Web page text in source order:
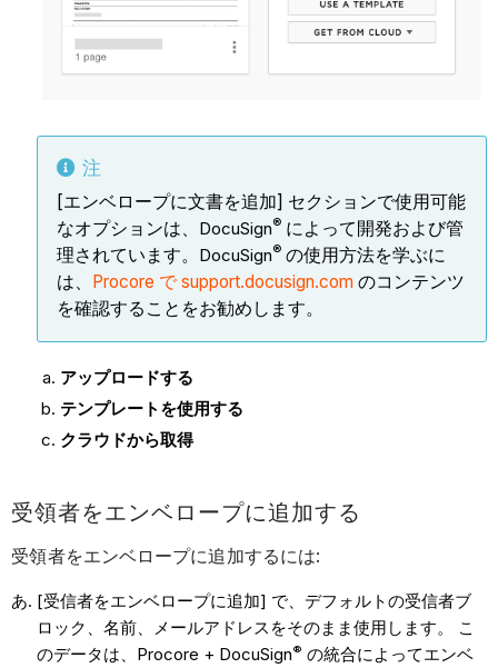
注
[エンベロープに文書を追加] セクションで使用可能
なオプションは、 DocuSign®によって開発および管
理されています。 DocuSign®の使用方法を学ぶに
は、
Procore で support.docusign.comのコンテンツ
を確認することをお勧めします。
アップロードする
テンプレートを使用する
クラウドから取得
受領者をエンベロープに追加する
受領者をエンベロープに追加するには:
[受信者をエンベロープに追加] で、デフォルトの受信者ブ
ロック、名前、メールアドレスをそのまま使用します。 こ
のデータは、Procore + DocuSign® の統合によってエンベ